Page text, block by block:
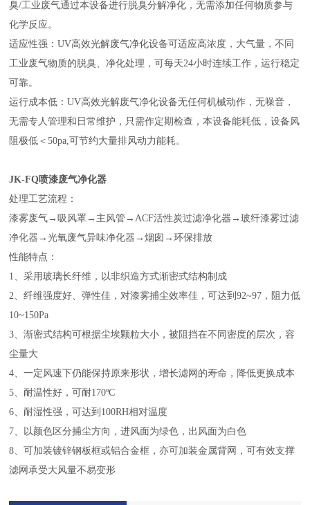
臭/工业废气通过本设备进行脱臭分解净化，无需添加任何物质参与
化学反应。
适应性强：UV高效光解废气净化设备可适应高浓度，大气量，不同
工业废气物质的脱臭、净化处理，可每天24小时连续工作，运行稳定
可靠。
运行成本低：UV高效光解废气净化设备无任何机械动作，无噪音，
无需专人管理和日常维护，只需作定期检查，本设备能耗低，设备风
阻极低＜50pa,可节约大量排风动力能耗。
JK-FQ喷漆废气净化器
处理工艺流程：
漆雾废气→吸风罩→主风管→ACF活性炭过滤净化器→玻纤漆雾过滤
净化器→光氧废气异味净化器→烟囱→环保排放
性能特点：
1、采用玻璃长纤维，以非织造方式渐密式结构制成
2、纤维强度好、弹性佳，对漆雾捕尘效率佳，可达到92~97，阻力低
10~150Pa
3、渐密式结构可根据尘埃颗粒大小，被阻挡在不同密度的层次，容
尘量大
4、一定风速下仍能保持原来形状，增长滤网的寿命，降低更换成本
5、耐温性好，可耐170ºC
6、耐湿性强，可达到100RH相对温度
7、以颜色区分捕尘方向，进风面为绿色，出风面为白色
8、可加装镀锌钢板框或铝合金框，亦可加装金属背网，可有效支撑
滤网承受大风量不易变形